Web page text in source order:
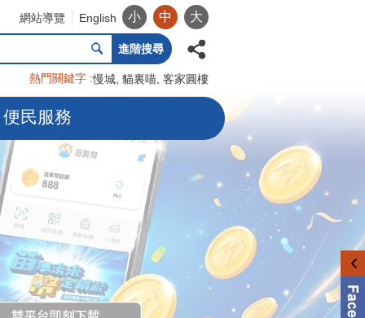
網站導覽 English 小 中 大
進階搜尋
熱門關鍵字 慢城 貓裏喵 客家圓樓
便民服務